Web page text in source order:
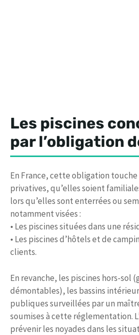
Les piscines
par l’obligation
En France, cette obligation touche
privatives, qu’elles soient
lors qu’elles sont enterrées ou
notamment visées :
• Les piscines situées dans une
• Les piscines d’hôtels et de
clients.
En revanche, les piscines hors-sol
démontables), les bassins
publiques surveillées par un
soumises à cette réglementation.
prévenir les noyades dans les